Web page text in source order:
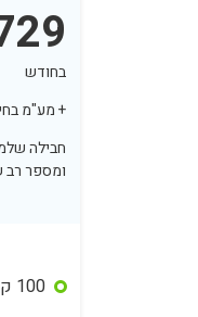
בחודש
+ מע"מ
חבילה
ומספר רב
100 קורסים